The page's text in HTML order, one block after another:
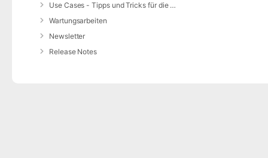
Use Cases - Tipps und Tricks für die Anwendung von DIVERA 24/7
Wartungsarbeiten
Newsletter
Release Notes